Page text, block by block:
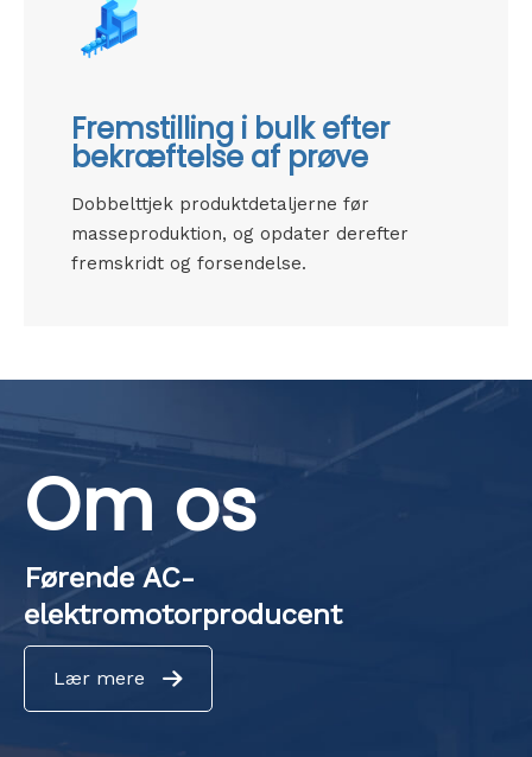
Fremstilling i bulk efter
bekræftelse af prøve
Dobbelttjek produktdetaljerne før
masseproduktion, og opdater derefter
fremskridt og forsendelse.
Om os
Førende AC-
elektromotorproducent
Lær mere